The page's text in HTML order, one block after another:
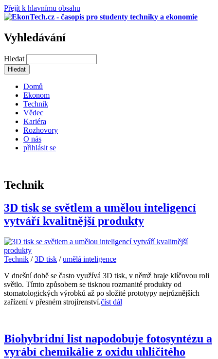
Přejít k hlavnímu obsahu
Vyhledávání
Hledat
Domů
Ekonom
Technik
Vědec
Kariéra
Rozhovory
O nás
přihlásit se
Technik
3D tisk se světlem a umělou inteligencí
vytváří kvalitnější produkty
Technik /3D tisk /umělá inteligence
V dnešní době se často využívá 3D tisk, v němž hraje klíčovou roli
světlo. Tímto způsobem se tisknou rozmanité produkty od
stomatologických výrobků až po složité prototypy nejrůznějších
zařízení v přesném strojírenství.číst dál
Biohybridní list napodobuje fotosyntézu a
vyrábí chemikálie z oxidu uhličitého